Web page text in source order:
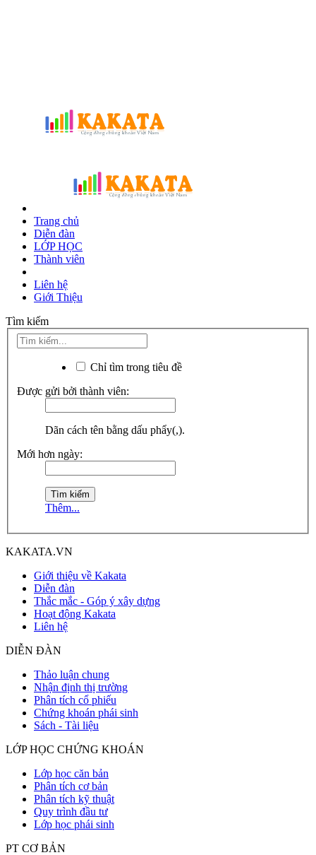
Trang chủ
Diễn đàn
LỚP HỌC
Thành viên
Liên hệ
Giới Thiệu
Tìm kiếm
Chỉ tìm trong tiêu đề
Được gửi bởi thành viên:
Dãn cách tên bằng dấu phẩy(,).
Mới hơn ngày:
Thêm...
KAKATA.VN
Giới thiệu về Kakata
Diễn đàn
Thắc mắc - Góp ý xây dựng
Hoạt động Kakata
Liên hệ
DIỄN ĐÀN
Thảo luận chung
Nhận định thị trường
Phân tích cổ phiếu
Chứng khoán phái sinh
Sách - Tài liệu
LỚP HỌC CHỨNG KHOÁN
Lớp học căn bản
Phân tích cơ bản
Phân tích kỹ thuật
Quy trình đầu tư
Lớp học phái sinh
PT CƠ BẢN